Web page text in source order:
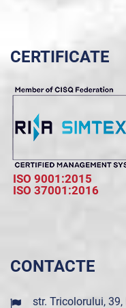
CERTIFICATE
ISO 9001:2015
ISO 37001:2016
CONTACTE
str. Tricolorului,